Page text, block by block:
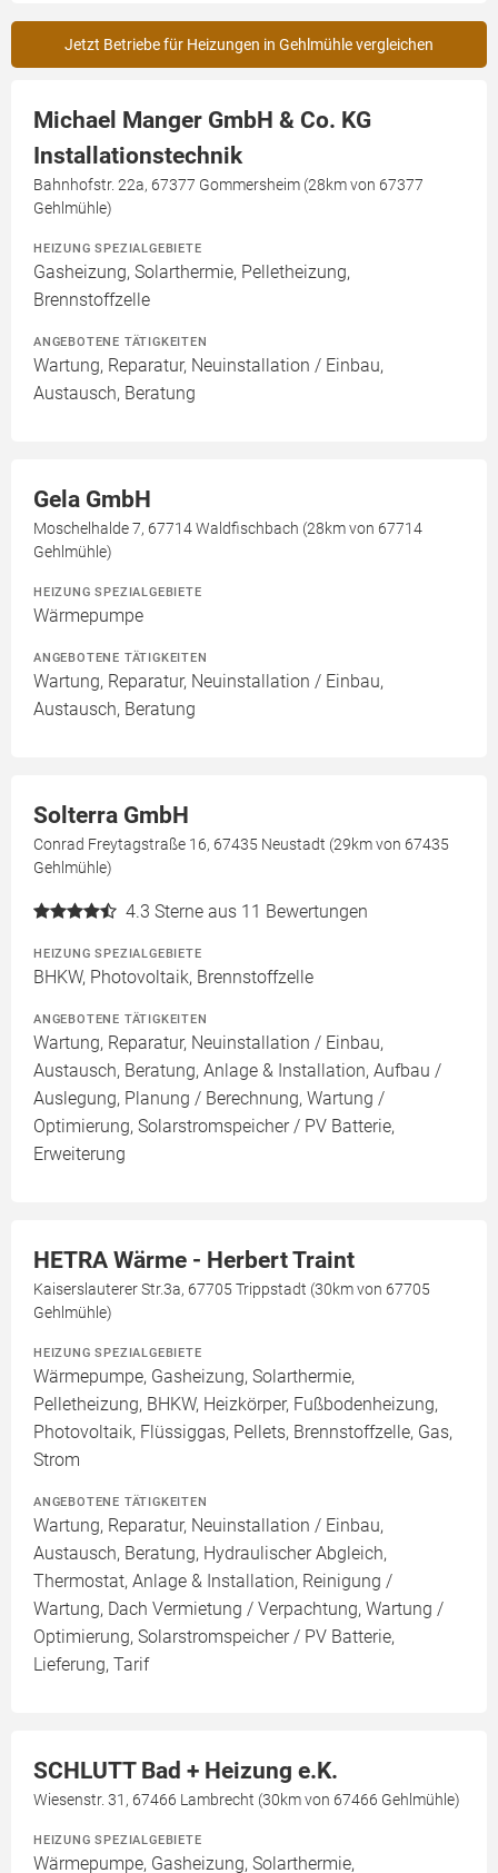
Jetzt Betriebe für Heizungen in Gehlmühle vergleichen
Michael Manger GmbH & Co. KG
Installationstechnik
Bahnhofstr. 22a, 67377 Gommersheim (28km von 67377
Gehlmühle)
HEIZUNG SPEZIALGEBIETE
Gasheizung, Solarthermie, Pelletheizung,
Brennstoffzelle
ANGEBOTENE TÄTIGKEITEN
Wartung, Reparatur, Neuinstallation / Einbau,
Austausch, Beratung
Gela GmbH
Moschelhalde 7, 67714 Waldfischbach (28km von 67714
Gehlmühle)
HEIZUNG SPEZIALGEBIETE
Wärmepumpe
ANGEBOTENE TÄTIGKEITEN
Wartung, Reparatur, Neuinstallation / Einbau,
Austausch, Beratung
Solterra GmbH
Conrad Freytagstraße 16, 67435 Neustadt (29km von 67435
Gehlmühle)
4.3 Sterne aus 11 Bewertungen
HEIZUNG SPEZIALGEBIETE
BHKW, Photovoltaik, Brennstoffzelle
ANGEBOTENE TÄTIGKEITEN
Wartung, Reparatur, Neuinstallation / Einbau,
Austausch, Beratung, Anlage & Installation, Aufbau /
Auslegung, Planung / Berechnung, Wartung /
Optimierung, Solarstromspeicher / PV Batterie,
Erweiterung
HETRA Wärme - Herbert Traint
Kaiserslauterer Str.3a, 67705 Trippstadt (30km von 67705
Gehlmühle)
HEIZUNG SPEZIALGEBIETE
Wärmepumpe, Gasheizung, Solarthermie,
Pelletheizung, BHKW, Heizkörper, Fußbodenheizung,
Photovoltaik, Flüssiggas, Pellets, Brennstoffzelle, Gas,
Strom
ANGEBOTENE TÄTIGKEITEN
Wartung, Reparatur, Neuinstallation / Einbau,
Austausch, Beratung, Hydraulischer Abgleich,
Thermostat, Anlage & Installation, Reinigung /
Wartung, Dach Vermietung / Verpachtung, Wartung /
Optimierung, Solarstromspeicher / PV Batterie,
Lieferung, Tarif
SCHLUTT Bad + Heizung e.K.
Wiesenstr. 31, 67466 Lambrecht (30km von 67466 Gehlmühle)
HEIZUNG SPEZIALGEBIETE
Wärmepumpe, Gasheizung, Solarthermie,